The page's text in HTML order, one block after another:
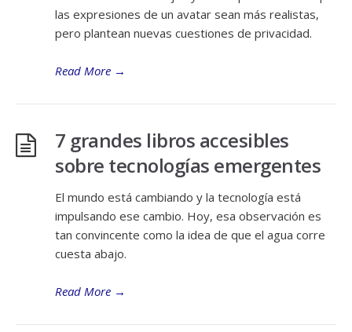
las expresiones de un avatar sean más realistas,
pero plantean nuevas cuestiones de privacidad.
Read More →
7 grandes libros accesibles
sobre tecnologías emergentes
El mundo está cambiando y la tecnología está
impulsando ese cambio. Hoy, esa observación es
tan convincente como la idea de que el agua corre
cuesta abajo.
Read More →